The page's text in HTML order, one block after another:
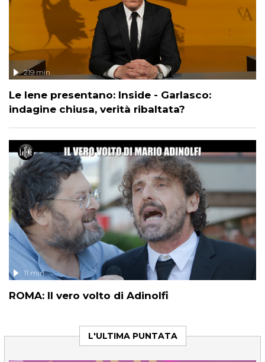
Le Iene presentano: Inside - Garlasco:
indagine chiusa, verità ribaltata?
219 min
ROMA: Il vero volto di Adinolfi
11 min
L'ULTIMA PUNTATA